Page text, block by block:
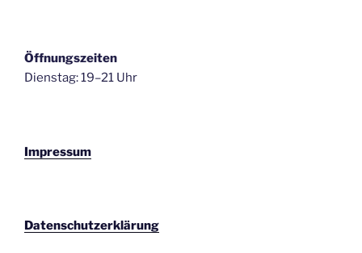
Öffnungszeiten
Dienstag: 19–21 Uhr
Impressum
Datenschutzerklärung